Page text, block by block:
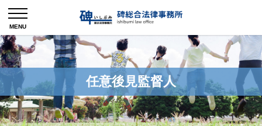
任意後見監督人